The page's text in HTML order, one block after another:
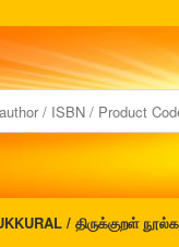
/ திருக்குறள்